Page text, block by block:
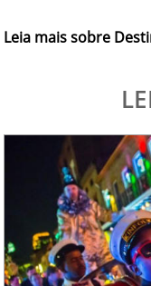
Leia mais sobre